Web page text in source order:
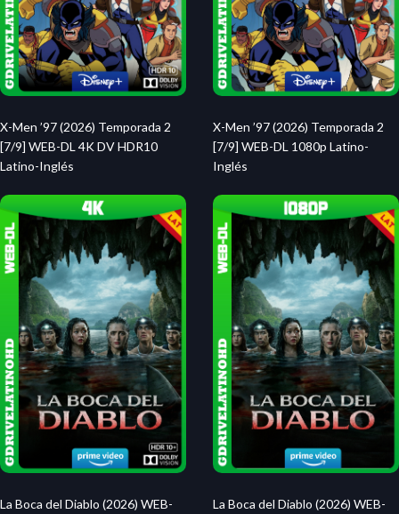
X-Men ’97 (2026) Temporada 2
[7/9] WEB-DL 4K DV HDR10
Latino-Inglés
X-Men ’97 (2026) Temporada 2
[7/9] WEB-DL 1080p Latino-
Inglés
La Boca del Diablo (2026) WEB-
La Boca del Diablo (2026) WEB-